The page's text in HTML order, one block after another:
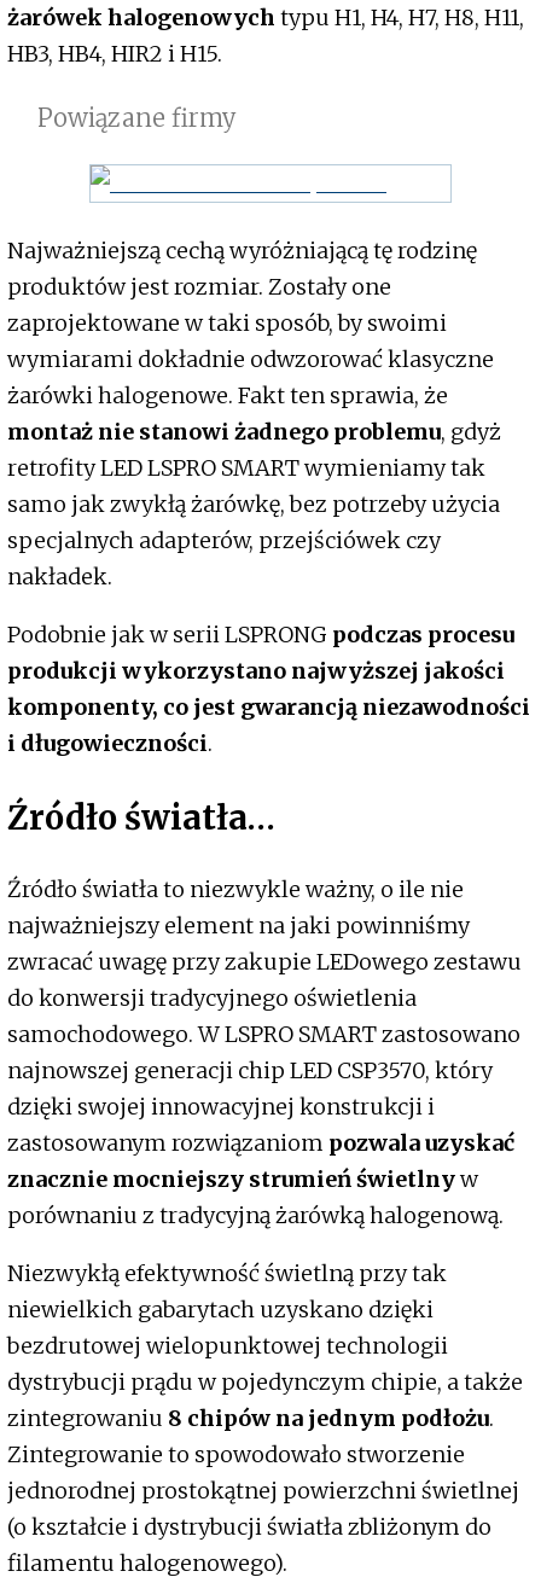
żarówek halogenowych typu H1, H4, H7, H8, H11,
HB3, HB4, HIR2 i H15.
Powiązane firmy
Najważniejszą cechą wyróżniającą tę rodzinę
produktów jest rozmiar. Zostały one
zaprojektowane w taki sposób, by swoimi
wymiarami dokładnie odwzorować klasyczne
żarówki halogenowe. Fakt ten sprawia, że
montaż nie stanowi żadnego problemu, gdyż
retrofity LED LSPRO SMART wymieniamy tak
samo jak zwykłą żarówkę, bez potrzeby użycia
specjalnych adapterów, przejściówek czy
nakładek.
Podobnie jak w serii LSPRONG podczas procesu
produkcji wykorzystano najwyższej jakości
komponenty, co jest gwarancją niezawodności
i długowieczności.
Źródło światła…
Źródło światła to niezwykle ważny, o ile nie
najważniejszy element na jaki powinniśmy
zwracać uwagę przy zakupie LEDowego zestawu
do konwersji tradycyjnego oświetlenia
samochodowego. W LSPRO SMART zastosowano
najnowszej generacji chip LED CSP3570, który
dzięki swojej innowacyjnej konstrukcji i
zastosowanym rozwiązaniom pozwala uzyskać
znacznie mocniejszy strumień świetlnyw
porównaniu z tradycyjną żarówką halogenową.
Niezwykłą efektywność świetlną przy tak
niewielkich gabarytach uzyskano dzięki
bezdrutowej wielopunktowej technologii
dystrybucji prądu w pojedynczym chipie, a także
zintegrowaniu 8 chipów na jednym podłożu.
Zintegrowanie to spowodowało stworzenie
jednorodnej prostokątnej powierzchni świetlnej
(o kształcie i dystrybucji światła zbliżonym do
filamentu halogenowego).